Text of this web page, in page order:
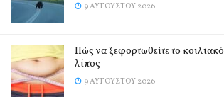
9 ΑΥΓΟΎΣΤΟΥ 2026
Πώς να ξεφορτωθείτε το κοιλιακό
λίπος
9 ΑΥΓΟΎΣΤΟΥ 2026